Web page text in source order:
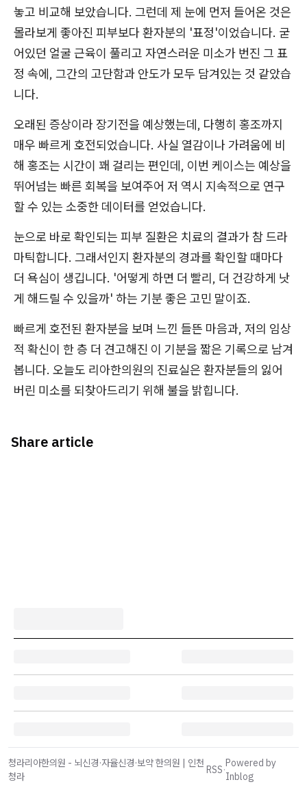
놓고 비교해 보았습니다. 그런데 제 눈에 먼저 들어온 것은
몰라보게 좋아진 피부보다 환자분의 '표정'이었습니다. 굳
어있던 얼굴 근육이 풀리고 자연스러운 미소가 번진 그 표
정 속에, 그간의 고단함과 안도가 모두 담겨있는 것 같았습
니다.
오래된 증상이라 장기전을 예상했는데, 다행히 홍조까지
매우 빠르게 호전되었습니다. 사실 열감이나 가려움에 비
해 홍조는 시간이 꽤 걸리는 편인데, 이번 케이스는 예상을
뛰어넘는 빠른 회복을 보여주어 저 역시 지속적으로 연구
할 수 있는 소중한 데이터를 얻었습니다.
눈으로 바로 확인되는 피부 질환은 치료의 결과가 참 드라
마틱합니다. 그래서인지 환자분의 경과를 확인할 때마다
더 욕심이 생깁니다. '어떻게 하면 더 빨리, 더 건강하게 낫
게 해드릴 수 있을까' 하는 기분 좋은 고민 말이죠.
빠르게 호전된 환자분을 보며 느낀 들뜬 마음과, 저의 임상
적 확신이 한 층 더 견고해진 이 기분을 짧은 기록으로 남겨
봅니다. 오늘도 리아한의원의 진료실은 환자분들의 잃어
버린 미소를 되찾아드리기 위해 불을 밝힙니다.
Share article
청라리아한의원 - 뇌신경·자율신경·보약 한의원 | 인천
청라
RSS·
Powered by
Inblog